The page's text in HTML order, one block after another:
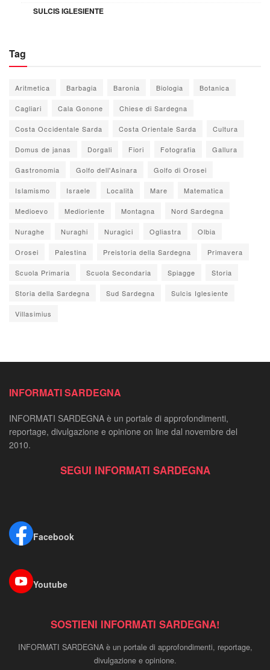
SULCIS IGLESIENTE
Tag
Aritmetica Barbagia Baronia Biologia Botanica
Cagliari Cala Gonone Chiese di Sardegna
Costa Occidentale Sarda Costa Orientale Sarda Cultura
Domus de janas Dorgali Fiori Fotografia Gallura
Gastronomia Golfo dell'Asinara Golfo di Orosei
Islamismo Israele Località Mare Matematica
Medioevo Medioriente Montagna Nord Sardegna
Nuraghe Nuraghi Nuragici Ogliastra Olbia
Orosei Palestina Preistoria della Sardegna Primavera
Scuola Primaria Scuola Secondaria Spiagge Storia
Storia della Sardegna Sud Sardegna Sulcis Iglesiente
Villasimius
INFORMATI SARDEGNA
INFORMATI SARDEGNA è un portale di approfondimenti,
reportage, divulgazione e opinione on line dal novembre del
2010.
SEGUI INFORMATI SARDEGNA
Facebook
Youtube
SOSTIENI INFORMATI SARDEGNA!
INFORMATI SARDEGNA è un portale di approfondimenti, reportage,
divulgazione e opinione.